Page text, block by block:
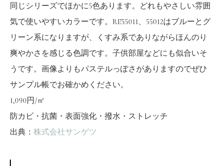
同じシリーズでほかに5色あります。どれもやさしい雰囲
気で使いやすいカラーです。RE55011、55012はブルーとグ
リーン系になりますが、くすみ系でありながらほんのり
爽やかさを感じる色調です。子供部屋などにも似合いそ
うです。画像よりもパステルっぽさがありますのでぜひ
サンプル帳でお確かめください。
1,090円/㎡
防カビ・抗菌・表面強化・撥水・ストレッチ
出典： 株式会社サンゲツ